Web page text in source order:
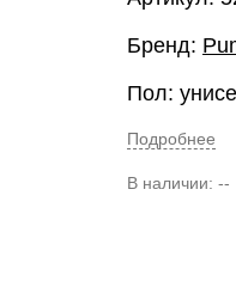
Бренд:
Пол:
Подробнее
В наличии: --